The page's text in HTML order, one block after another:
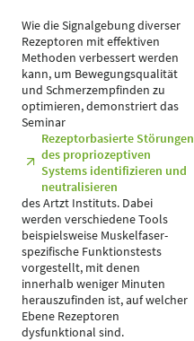
Wie die Signalgebung diverser
Rezeptoren mit effektiven
Methoden verbessert werden
kann, um Bewegungsqualität
und Schmerzempfinden zu
optimieren, demonstriert das
Seminar
Rezeptorbasierte Störungen
des propriozeptiven
Systems identifizieren und
neutralisieren
des Artzt Instituts. Dabei
werden verschiedene Tools
beispielsweise Muskelfaser-
spezifische Funktionstests
vorgestellt, mit denen
innerhalb weniger Minuten
herauszufinden ist, auf welcher
Ebene Rezeptoren
dysfunktional sind.